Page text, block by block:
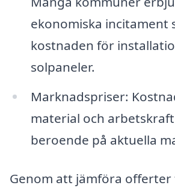
ekonomiska incitament
kostnaden för
solpaneler.
Marknadspriser:
material och
beroende på aktuella
Genom att jämföra offerter